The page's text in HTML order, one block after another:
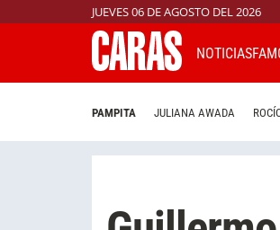
JUEVES 06 DE AGOSTO DEL 2026
NOTICIAS
PAMPITA JULIANA AWADA